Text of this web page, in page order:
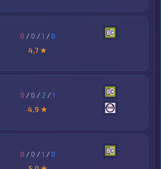
0 / 0 /1 /0
4,7 ★
0 / 0 / 2 /1
4,9 ★
0 / 0 /1 /0